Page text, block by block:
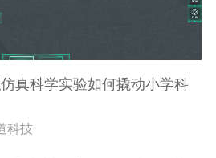
真科学实验如何撬动小学科
科技